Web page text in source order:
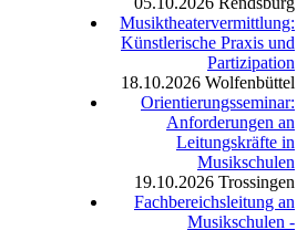
Musiktheatervermittlung:
Künstlerische Praxis und
Partizipation
18.10.2026 Wolfenbüttel
Orientierungsseminar:
Anforderungen an
Leitungskräfte in
Musikschulen
19.10.2026 Trossingen
Fachbereichsleitung an
Musikschulen -